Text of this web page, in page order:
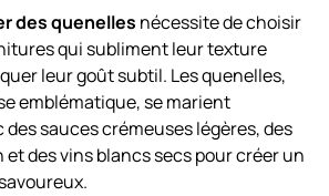
des quenelles nécessite de choisir
qui subliment leur texture
leur goût subtil. Les quenelles,
emblématique, se marient
sauces crémeuses légères, des
et des vins blancs secs pour créer un